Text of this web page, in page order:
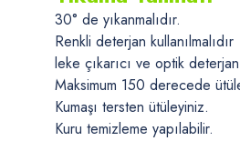
30° de yıkanmalıdır.
Renkli deterjan kullanılmalıdır
leke çıkarıcı ve optik deterjan
Maksimum 150 derecede
Kumaşı tersten ütüleyiniz.
Kuru temizleme yapılabilir.